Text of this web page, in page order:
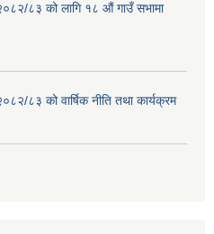
८३ को लागि १८ औं गाउँ सभामा
८३ को वार्षिक नीति तथा कार्यक्रम